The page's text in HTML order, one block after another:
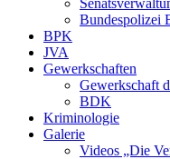
Bundespolizei
BPK
JVA
Gewerkschaften
Gewerkschaft
BDK
Kriminologie
Galerie
Videos „Die